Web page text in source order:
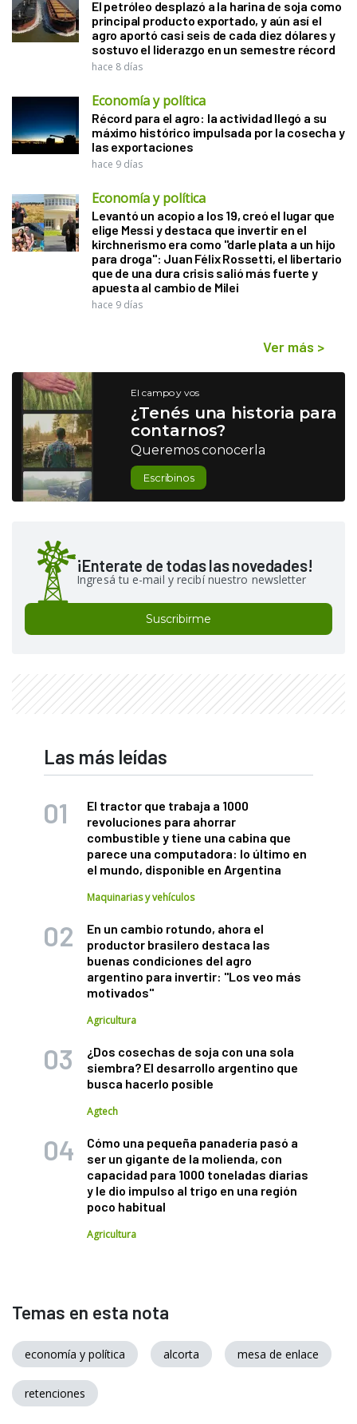
El petróleo desplazó a la harina de soja como
principal producto exportado, y aún así el
agro aportó casi seis de cada diez dólares y
sostuvo el liderazgo en un semestre récord
hace 8 días
Economía y política
Récord para el agro: la actividad llegó a su
máximo histórico impulsada por la cosecha y
las exportaciones
hace 9 días
Economía y política
Levantó un acopio a los 19, creó el lugar que
elige Messi y destaca que invertir en el
kirchnerismo era como "darle plata a un hijo
para droga": Juan Félix Rossetti, el libertario
que de una dura crisis salió más fuerte y
apuesta al cambio de Milei
hace 9 días
Ver más >
El campo y vos
¿Tenés una historia para
contarnos?
Queremos conocerla
Escribinos
¡Enterate de todas las novedades!
Ingresá tu e-mail y recibí nuestro newsletter
Suscribirme
Las más leídas
El tractor que trabaja a 1000
revoluciones para ahorrar
combustible y tiene una cabina que
parece una computadora: lo último en
el mundo, disponible en Argentina
Maquinarias y vehículos
En un cambio rotundo, ahora el
productor brasilero destaca las
buenas condiciones del agro
argentino para invertir: "Los veo más
motivados"
Agricultura
¿Dos cosechas de soja con una sola
siembra? El desarrollo argentino que
busca hacerlo posible
Agtech
Cómo una pequeña panadería pasó a
ser un gigante de la molienda, con
capacidad para 1000 toneladas diarias
y le dio impulso al trigo en una región
poco habitual
Agricultura
Temas en esta nota
economía y política alcorta mesa de enlace
retenciones